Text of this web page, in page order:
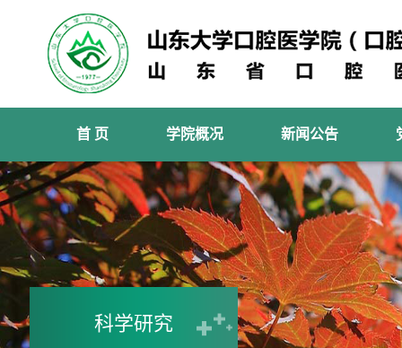
首 页 学院概况 新闻公告
科学研究